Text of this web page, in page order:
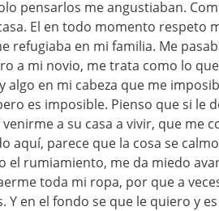
pensarlos me angustiaban.
El en todo momento respeto
refugiaba en mi familia. Me
a mi novio, me trata como lo
algo en mi cabeza que me
es imposible. Pienso que si le
a su casa a vivir, que me
aquí, parece que la cosa se
el rumiamiento, me da miedo
toda mi ropa, por que a
en el fondo se que le quiero y